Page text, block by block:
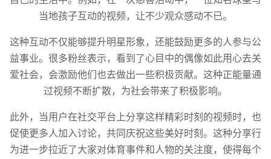
当地孩子互动的视频，让不少观众感动不已。
这种互动不仅能够提升明星形象，还能鼓励更多的人参与公
益事业。很多粉丝表示，看到了心目中的偶像如此用心去关
爱社会，会激励他们也去做出一些积极贡献。这种正能量通
过视频不断扩散，为社会带来了积极影响。
此外，当用户在社交平台上分享这样精彩时刻的视频时，也
促使更多人加入讨论，共同庆祝这些美好时刻。这种分享行
为进一步拉近了大家对体育事件和人物的关注度，使得每个